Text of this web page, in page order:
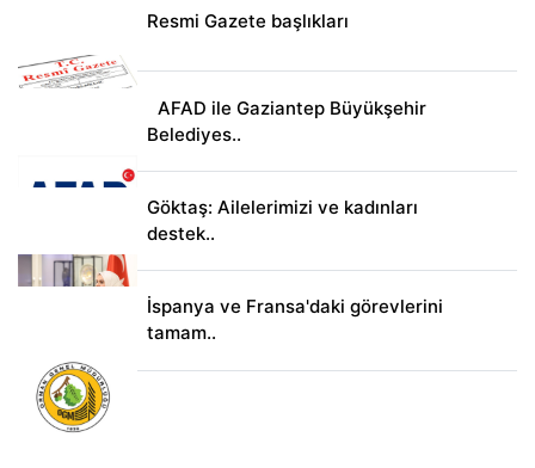
Resmi Gazete başlıkları
AFAD ile Gaziantep Büyükşehir
Belediyes..
Göktaş: Ailelerimizi ve kadınları
destek..
İspanya ve Fransa'daki görevlerini
tamam..